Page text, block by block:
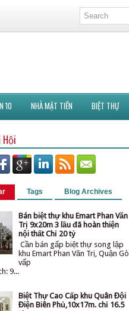
10 NHÀ MẶT TIỀN BIỆT THỰ
Hội
Tags Blog Archives
Bán biệt thự khu Emart Phan Văn
Trị 9x20m 3 lầu đã hoàn thiện
nội thất Chỉ 20 tỷ
Cần bán gấp biệt thự song lập
khu Emart Phan Văn Trị, Quận Gò
vấp
9...
Biệt Thự Cao Cấp khu Quân Đội
Điện Biên Phủ,10x17m. chỉ 16.5